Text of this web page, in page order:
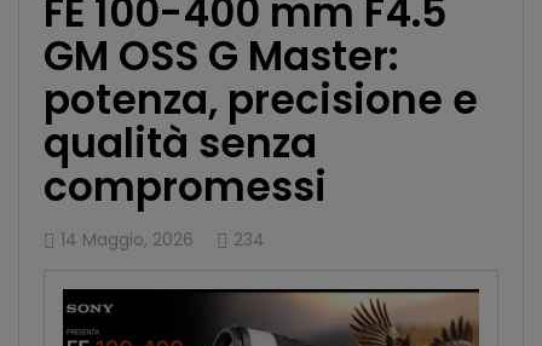
FE 100-400 mm F4.5
GM OSS G Master:
potenza, precisione e
qualità senza
compromessi
14 Maggio, 2026 234